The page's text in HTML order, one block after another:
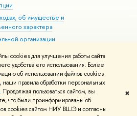
cookies для улучшения работы сайта
удобства его использования. Более
об использовании файлов cookies
, наши правила обработки персональных
. Продолжая пользоваться сайтом, вы
что были проинформированы об
cookies сайтом НИУ ВШЭ и согласны
✖
об имуществе и
характера
организации
здоровья
и контакты Условия использования